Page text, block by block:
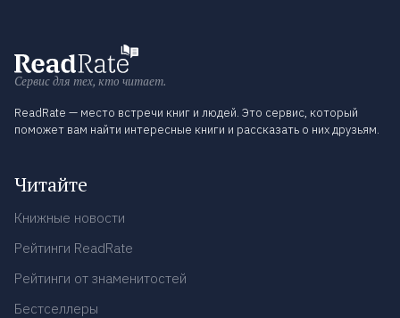
Сервис для тех, кто читает.
ReadRate — место встречи книг и людей. Это сервис, который
поможет вам найти интересные книги и рассказать о них друзьям.
Читайте
Книжные новости
Рейтинги ReadRate
Рейтинги от знаменитостей
Бестселлеры